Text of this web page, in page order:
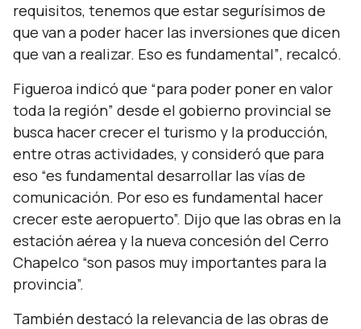
requisitos, tenemos que estar segurísimos de
que van a poder hacer las inversiones que dicen
que van a realizar. Eso es fundamental”, recalcó.
Figueroa indicó que “para poder poner en valor
toda la región” desde el gobierno provincial se
busca hacer crecer el turismo y la producción,
entre otras actividades, y consideró que para
eso “es fundamental desarrollar las vías de
comunicación. Por eso es fundamental hacer
crecer este aeropuerto”. Dijo que las obras en la
estación aérea y la nueva concesión del Cerro
Chapelco “son pasos muy importantes para la
provincia”.
También destacó la relevancia de las obras de